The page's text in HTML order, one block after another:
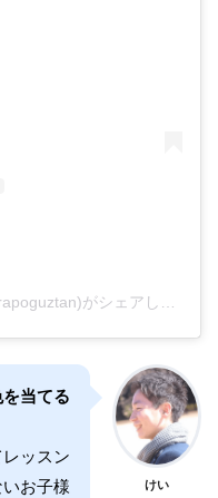
S E R A P O G U Z T A Nさん(@serapoguztan)がシェアした投稿
当てる
ッスン
お子様
けい